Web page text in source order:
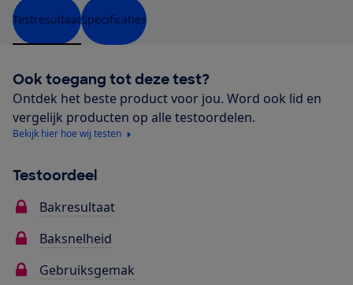
TestresultaatSpecificaties
Ook toegang tot deze test?
Ontdek het beste product voor jou. Word ook lid en
vergelijk producten op alle testoordelen.
Bekijk hier hoe wij testen
Testoordeel
Bakresultaat
Baksnelheid
Gebruiksgemak